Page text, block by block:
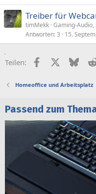
Treiber für
timMekk Gaming-Audio,
Antworten 3 15.
Teilen: FacebookX (Twitter)
Homeoffice und Arbeitsplatz
Passend zum